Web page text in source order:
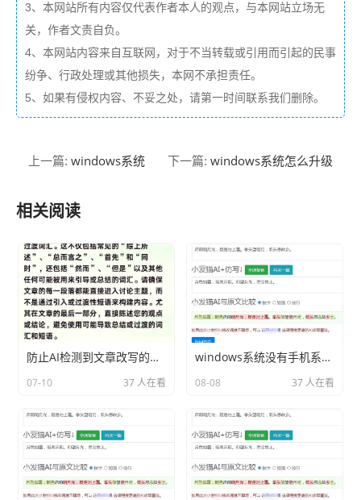
3、本网站所有内容仅代表作者本人的观点，与本网站立场无
关，作者文责自负。
4、本网站内容来自互联网，对于不当转载或引用而引起的民事
纷争、行政处理或其他损失，本网不承担责任。
5、如果有侵权内容、不妥之处，请第一时间联系我们删除。
上一篇: windows系统 下一篇: windows系统怎么升级
相关阅读
防止AI检测到文章改写的技巧
07-10 37 人在看
windows系统没有手机系统好用分享相关内容2026
08-08 37 人在看